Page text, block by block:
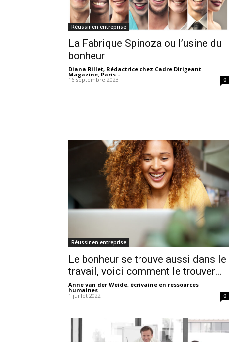
Réussir en entreprise
La Fabrique Spinoza ou l’usine du
bonheur
Diana Rillet, Rédactrice chez Cadre Dirigeant
Magazine, Paris -
16 septembre 2023 0
Réussir en entreprise
Le bonheur se trouve aussi dans le
travail, voici comment le trouver…
Anne van der Weide, écrivaine en ressources
humaines -
1 juillet 2022 0